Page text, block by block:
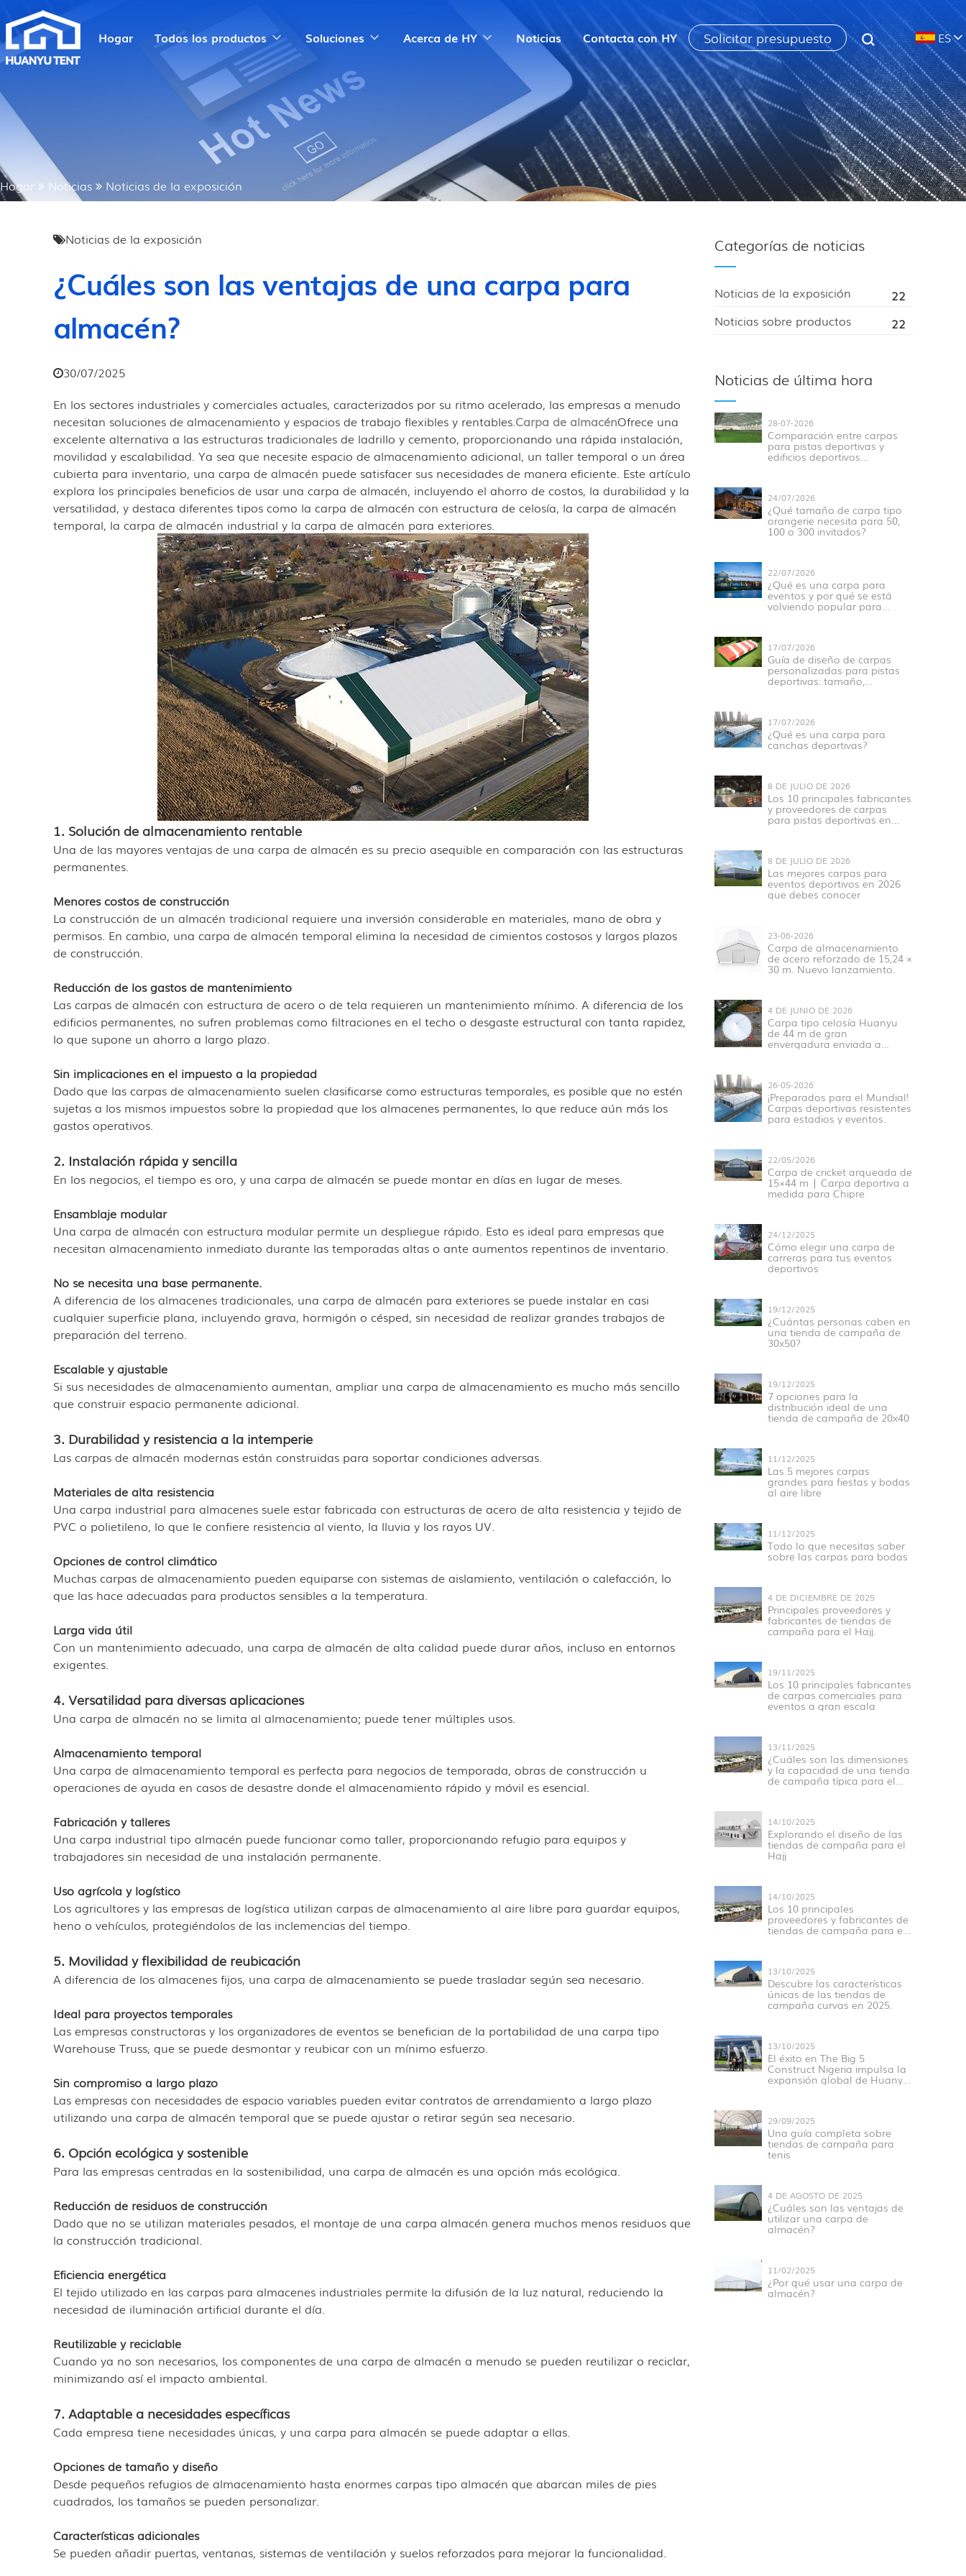
Hogar Todos los productos Soluciones Acerca de HY Noticias Contacta con HY Solicitar presupuesto ES
Hogar Noticias Noticias de la exposición
Categorías de noticias
22
Noticias de la exposición
22
Noticias sobre productos
Noticias de última hora
28-07-2026
Comparación entre carpas
para pistas deportivas y
edificios deportivos
24/07/2026
¿Qué tamaño de carpa tipo
orangerie necesita para 50,
100 o 300 invitados?
22/07/2026
¿Qué es una carpa para
eventos y por qué se está
volviendo popular para
17/07/2026
Guía de diseño de carpas
personalizadas para pistas
deportivas: tamaño,
17/07/2026
¿Qué es una carpa para
canchas deportivas?
8 DE JULIO DE 2026
Los 10 principales fabricantes
y proveedores de carpas
para pistas deportivas en
8 DE JULIO DE 2026
Las mejores carpas para
eventos deportivos en 2026
que debes conocer
23-06-2026
Carpa de almacenamiento
de acero reforzado de 15,24 ×
30 m. Nuevo lanzamiento.
4 DE JUNIO DE 2026
Carpa tipo celosía Huanyu
de 44 m de gran
envergadura enviada a
26-05-2026
¡Preparados para el Mundial!
Carpas deportivas resistentes
para estadios y eventos.
22/05/2026
Carpa de cricket arqueada de
15×44 m | Carpa deportiva a
medida para Chipre
24/12/2025
Cómo elegir una carpa de
carreras para tus eventos
deportivos
19/12/2025
¿Cuántas personas caben en
una tienda de campaña de
30x50?
19/12/2025
7 opciones para la
distribución ideal de una
tienda de campaña de 20x40
11/12/2025
Las 5 mejores carpas
grandes para fiestas y bodas
al aire libre
11/12/2025
Todo lo que necesitas saber
sobre las carpas para bodas
4 DE DICIEMBRE DE 2025
Principales proveedores y
fabricantes de tiendas de
campaña para el Hajj.
19/11/2025
Los 10 principales fabricantes
de carpas comerciales para
eventos a gran escala
13/11/2025
¿Cuáles son las dimensiones
y la capacidad de una tienda
de campaña típica para el
14/10/2025
Explorando el diseño de las
tiendas de campaña para el
Hajj
14/10/2025
Los 10 principales
proveedores y fabricantes de
tiendas de campaña para el
13/10/2025
Descubre las características
únicas de las tiendas de
campaña curvas en 2025.
13/10/2025
El éxito en The Big 5
Construct Nigeria impulsa la
expansión global de Huanyu
29/09/2025
Una guía completa sobre
tiendas de campaña para
tenis
4 DE AGOSTO DE 2025
¿Cuáles son las ventajas de
utilizar una carpa de
almacén?
11/02/2025
¿Por qué usar una carpa de
almacén?
Noticias de la exposición
¿Cuáles son las ventajas de una carpa para
almacén?
30/07/2025
En los sectores industriales y comerciales actuales, caracterizados por su ritmo acelerado, las empresas a menudo
necesitan soluciones de almacenamiento y espacios de trabajo flexibles y rentables.Carpa de almacénOfrece una
excelente alternativa a las estructuras tradicionales de ladrillo y cemento, proporcionando una rápida instalación,
movilidad y escalabilidad. Ya sea que necesite espacio de almacenamiento adicional, un taller temporal o un área
cubierta para inventario, una carpa de almacén puede satisfacer sus necesidades de manera eficiente. Este artículo
explora los principales beneficios de usar una carpa de almacén, incluyendo el ahorro de costos, la durabilidad y la
versatilidad, y destaca diferentes tipos como la carpa de almacén con estructura de celosía, la carpa de almacén
temporal, la carpa de almacén industrial y la carpa de almacén para exteriores.
1. Solución de almacenamiento rentable
Una de las mayores ventajas de una carpa de almacén es su precio asequible en comparación con las estructuras
permanentes.
Menores costos de construcción
La construcción de un almacén tradicional requiere una inversión considerable en materiales, mano de obra y
permisos. En cambio, una carpa de almacén temporal elimina la necesidad de cimientos costosos y largos plazos
de construcción.
Reducción de los gastos de mantenimiento
Las carpas de almacén con estructura de acero o de tela requieren un mantenimiento mínimo. A diferencia de los
edificios permanentes, no sufren problemas como filtraciones en el techo o desgaste estructural con tanta rapidez,
lo que supone un ahorro a largo plazo.
Sin implicaciones en el impuesto a la propiedad
Dado que las carpas de almacenamiento suelen clasificarse como estructuras temporales, es posible que no estén
sujetas a los mismos impuestos sobre la propiedad que los almacenes permanentes, lo que reduce aún más los
gastos operativos.
2. Instalación rápida y sencilla
En los negocios, el tiempo es oro, y una carpa de almacén se puede montar en días en lugar de meses.
Ensamblaje modular
Una carpa de almacén con estructura modular permite un despliegue rápido. Esto es ideal para empresas que
necesitan almacenamiento inmediato durante las temporadas altas o ante aumentos repentinos de inventario.
No se necesita una base permanente.
A diferencia de los almacenes tradicionales, una carpa de almacén para exteriores se puede instalar en casi
cualquier superficie plana, incluyendo grava, hormigón o césped, sin necesidad de realizar grandes trabajos de
preparación del terreno.
Escalable y ajustable
Si sus necesidades de almacenamiento aumentan, ampliar una carpa de almacenamiento es mucho más sencillo
que construir espacio permanente adicional.
3. Durabilidad y resistencia a la intemperie
Las carpas de almacén modernas están construidas para soportar condiciones adversas.
Materiales de alta resistencia
Una carpa industrial para almacenes suele estar fabricada con estructuras de acero de alta resistencia y tejido de
PVC o polietileno, lo que le confiere resistencia al viento, la lluvia y los rayos UV.
Opciones de control climático
Muchas carpas de almacenamiento pueden equiparse con sistemas de aislamiento, ventilación o calefacción, lo
que las hace adecuadas para productos sensibles a la temperatura.
Larga vida útil
Con un mantenimiento adecuado, una carpa de almacén de alta calidad puede durar años, incluso en entornos
exigentes.
4. Versatilidad para diversas aplicaciones
Una carpa de almacén no se limita al almacenamiento; puede tener múltiples usos.
Almacenamiento temporal
Una carpa de almacenamiento temporal es perfecta para negocios de temporada, obras de construcción u
operaciones de ayuda en casos de desastre donde el almacenamiento rápido y móvil es esencial.
Fabricación y talleres
Una carpa industrial tipo almacén puede funcionar como taller, proporcionando refugio para equipos y
trabajadores sin necesidad de una instalación permanente.
Uso agrícola y logístico
Los agricultores y las empresas de logística utilizan carpas de almacenamiento al aire libre para guardar equipos,
heno o vehículos, protegiéndolos de las inclemencias del tiempo.
5. Movilidad y flexibilidad de reubicación
A diferencia de los almacenes fijos, una carpa de almacenamiento se puede trasladar según sea necesario.
Ideal para proyectos temporales
Las empresas constructoras y los organizadores de eventos se benefician de la portabilidad de una carpa tipo
Warehouse Truss, que se puede desmontar y reubicar con un mínimo esfuerzo.
Sin compromiso a largo plazo
Las empresas con necesidades de espacio variables pueden evitar contratos de arrendamiento a largo plazo
utilizando una carpa de almacén temporal que se puede ajustar o retirar según sea necesario.
6. Opción ecológica y sostenible
Para las empresas centradas en la sostenibilidad, una carpa de almacén es una opción más ecológica.
Reducción de residuos de construcción
Dado que no se utilizan materiales pesados, el montaje de una carpa almacén genera muchos menos residuos que
la construcción tradicional.
Eficiencia energética
El tejido utilizado en las carpas para almacenes industriales permite la difusión de la luz natural, reduciendo la
necesidad de iluminación artificial durante el día.
Reutilizable y reciclable
Cuando ya no son necesarios, los componentes de una carpa de almacén a menudo se pueden reutilizar o reciclar,
minimizando así el impacto ambiental.
7. Adaptable a necesidades específicas
Cada empresa tiene necesidades únicas, y una carpa para almacén se puede adaptar a ellas.
Opciones de tamaño y diseño
Desde pequeños refugios de almacenamiento hasta enormes carpas tipo almacén que abarcan miles de pies
cuadrados, los tamaños se pueden personalizar.
Características adicionales
Se pueden añadir puertas, ventanas, sistemas de ventilación y suelos reforzados para mejorar la funcionalidad.